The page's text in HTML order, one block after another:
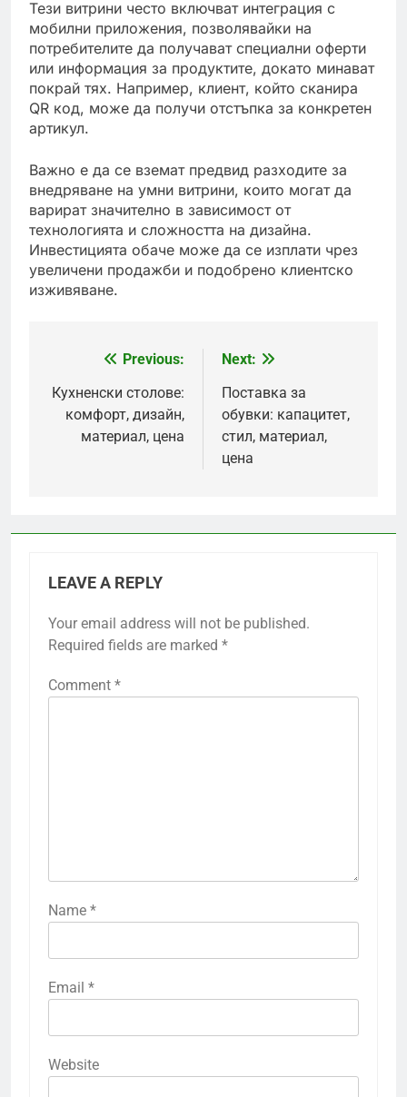
Тези витрини често включват интеграция с
мобилни приложения, позволявайки на
потребителите да получават специални оферти
или информация за продуктите, докато минават
покрай тях. Например, клиент, който сканира
QR код, може да получи отстъпка за конкретен
артикул.
Важно е да се вземат предвид разходите за
внедряване на умни витрини, които могат да
варират значително в зависимост от
технологията и сложността на дизайна.
Инвестицията обаче може да се изплати чрез
увеличени продажби и подобрено клиентско
изживяване.
navigation
Previous:
Кухненски столове:
комфорт, дизайн,
материал, цена
Next:
Поставка за
обувки: капацитет,
стил, материал,
цена
LEAVE A REPLY
Your email address will not be published.
Required fields are marked *
Comment *
Name *
Email *
Website